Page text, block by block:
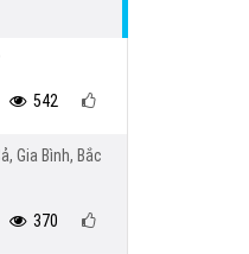
542
Gia Bình, Bắc
370